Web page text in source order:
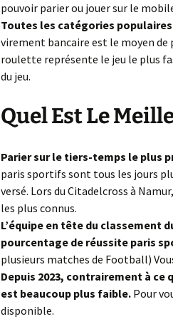
pouvoir parier ou jouer sur le
Toutes les catégories
virement bancaire est le moyen de
roulette représente le jeu le plus
du jeu.
Quel Est Le
Parier sur le tiers-temps le plus
paris sportifs sont tous les jours
versé. Lors du Citadelcross à
les plus connus.
L’équipe en tête du classement
pourcentage de réussite paris
plusieurs matches de Football)
Depuis 2023, contrairement à ce
est beaucoup plus faible. Pour
disponible.